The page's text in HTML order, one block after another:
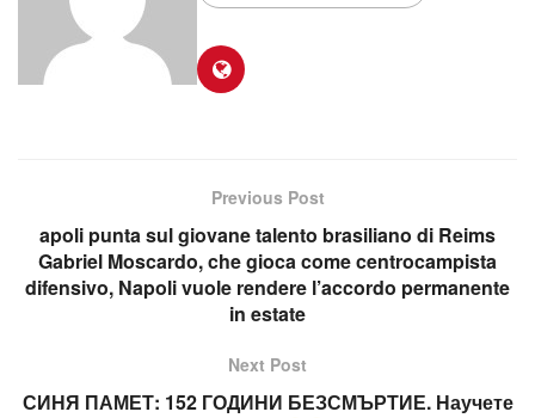
Previous Post
apoli punta sul giovane talento brasiliano di Reims
Gabriel Moscardo, che gioca come centrocampista
difensivo, Napoli vuole rendere l’accordo permanente
in estate
Next Post
СИНЯ ПАМЕТ: 152 ГОДИНИ БЕЗСМЪРТИЕ. Научете